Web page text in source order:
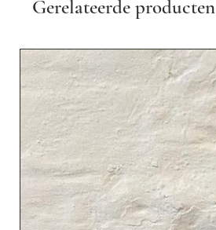
Gerelateerde producten